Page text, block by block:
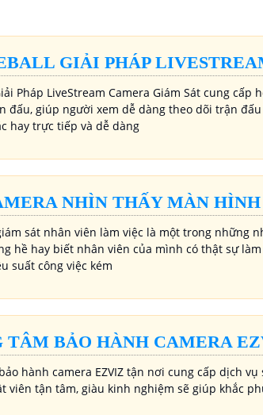
GIẢI PHÁP
Pháp LiveStream Camera Giám Sát cung
đấu, giúp người xem dễ dàng theo dõi trận
hay trực tiếp và dễ dàng
NHÌN THẤY MÀN
sát nhân viên làm việc là một trong những
hề hay biết nhân viên của mình có thật sự
suất công việc kém
TÂM BẢO HÀNH CAMERA
hành camera EZVIZ tận nơi cung cấp dịch
viên tận tâm, giàu kinh nghiệm sẽ giúp khắc